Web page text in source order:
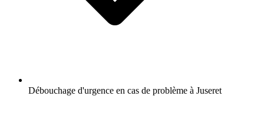
Débouchage d'urgence en cas de problème à Juseret